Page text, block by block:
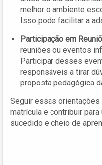
melhor o ambiente
Isso pode facilitar a
Participação em
reuniões ou eventos
Participar desses
responsáveis a tirar
proposta pedagógica
Seguir essas
matrícula e contribuir
sucedido e cheio de